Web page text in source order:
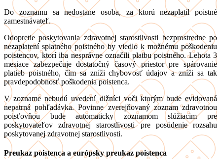
Do zoznamu sa nedostane osoba, za ktorú nezaplatil poistné
zamestnávateľ.
Odopretie poskytovania zdravotnej starostlivosti bezprostredne po
nezaplatení splatného poistného by viedlo k možnému poškodeniu
poistencov, ktorí iba nesprávne označili platbu poistného. Lehota 3
mesiace zabezpečuje dostatočný časový priestor pre spárovanie
platieb poistného, čím sa zníži chybovosť údajov a zníži sa tak
pravdepodobnosť poškodenia poistenca.
V zozname nebudú uvedení dlžníci voči ktorým bude evidovaná
nepatrná pohľadávka. Povinne zverejňovaný zoznam zdravotnou
poisťovňou bude automaticky zoznamom slúžiacim pre
poskytovateľov zdravotnej starostlivosti pre posúdenie rozsahu
poskytovanej zdravotnej starostlivosti.
Preukaz poistenca a európsky preukaz poistenca